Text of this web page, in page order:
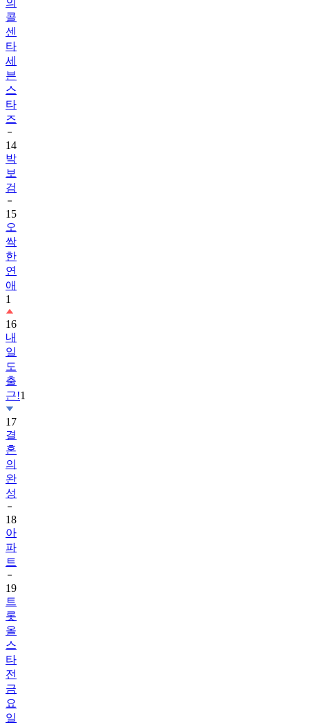
콜
센
타
세
븐
스
타
즈
14
박
보
검
15
오
싹
한
연
애
1
16
내
일
도
출
근!1
17
결
혼
의
완
성
18
아
파
트
19
트
롯
올
스
타
전
금
요
일